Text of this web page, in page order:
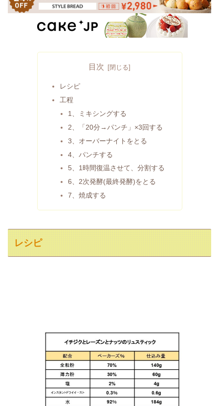
目次
レシピ
工程
1、ミキシングする
2、「20分→パンチ」×3回する
3、オーバーナイトをとる
4、パンチする
5、1時間復温させて、分割する
6、2次発酵(最終発酵)をとる
7、焼成する
レシピ